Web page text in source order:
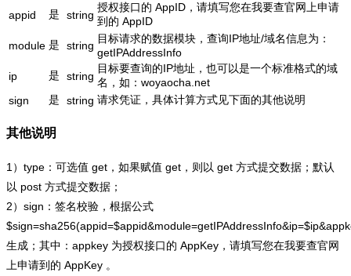
appid
是 string
授权接口的 AppID，请填写您在我要查官网上申请
到的 AppID
module 是 string
目标请求的数据模块，查询IP地址/域名信息为：
getIPAddressInfo
ip
是 string
目标要查询的IP地址，也可以是一个标准格式的域
名，如：woyaocha.net
sign
是 string 请求凭证，具体计算方式见下面的其他说明
其他说明
1）type：可选值 get，如果赋值 get，则以 get 方式提交数据；默认
以 post 方式提交数据；
2）sign：签名校验，根据公式
生成；其中：appkey 为授权接口的 AppKey，请填写您在我要查官网
上申请到的 AppKey 。